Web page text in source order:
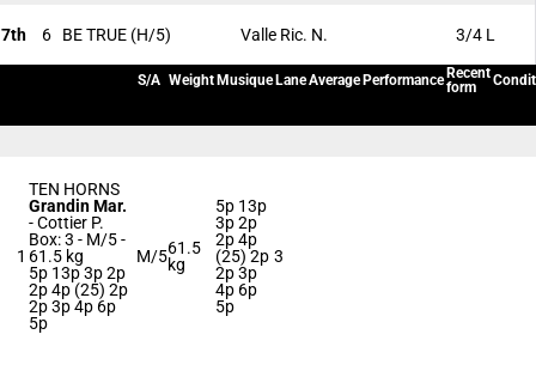
7th 6 BE TRUE (H/5) Valle Ric. N. 3/4 L
S/A Weight Musique LaneAverage Performance Recent
form
1
TEN HORNS
Grandin Mar.
-Cottier P.
Box: 3 - M/5 -
61.5 kg
5p 13p 3p 2p
2p 4p (25) 2p
2p 3p 4p 6p
5p
M/561.5
kg
5p 13p
3p 2p
2p 4p
(25) 2p
2p 3p
4p 6p
5p
3